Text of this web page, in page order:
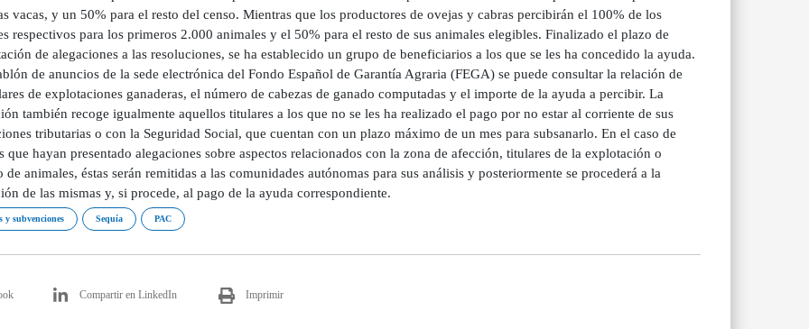
vacas, y un 50% para el resto del censo. Mientras que los productores de ovejas y cabras percibirán el 100% de los
respectivos para los primeros 2.000 animales y el 50% para el resto de sus animales elegibles. Finalizado el plazo de
de alegaciones a las resoluciones, se ha establecido un grupo de beneficiarios a los que se les ha concedido la ayuda.
de anuncios de la sede electrónica del Fondo Español de Garantía Agraria (FEGA) se puede consultar la relación de
de explotaciones ganaderas, el número de cabezas de ganado computadas y el importe de la ayuda a percibir. La
también recoge igualmente aquellos titulares a los que no se les ha realizado el pago por no estar al corriente de sus
tributarias o con la Seguridad Social, que cuentan con un plazo máximo de un mes para subsanarlo. En el caso de
que hayan presentado alegaciones sobre aspectos relacionados con la zona de afección, titulares de la explotación o
de animales, éstas serán remitidas a las comunidades autónomas para sus análisis y posteriormente se procederá a la
de las mismas y, si procede, al pago de la ayuda correspondiente.
y subvenciones Sequía PAC
Compartir en LinkedIn Imprimir